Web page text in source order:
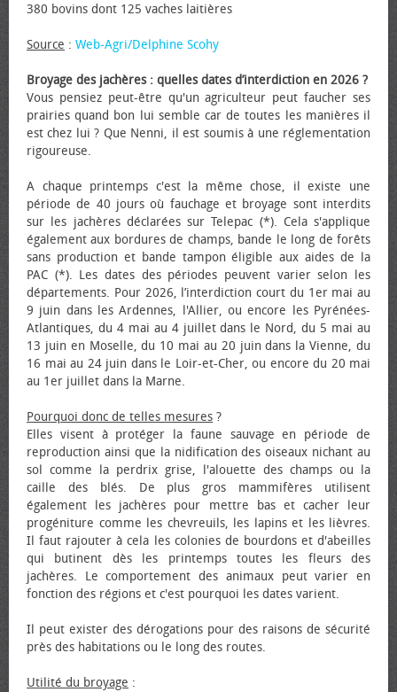
380 bovins dont 125 vaches laitières
Source : Web-Agri/Delphine Scohy
Broyage des jachères : quelles dates d’interdiction en 2026 ?
Vous pensiez peut-être qu'un agriculteur peut faucher ses
prairies quand bon lui semble car de toutes les manières il
est chez lui ? Que Nenni, il est soumis à une réglementation
rigoureuse.
A chaque printemps c'est la même chose, il existe une
période de 40 jours où fauchage et broyage sont interdits
sur les jachères déclarées sur Telepac (*). Cela s'applique
également aux bordures de champs, bande le long de forêts
sans production et bande tampon éligible aux aides de la
PAC (*). Les dates des périodes peuvent varier selon les
départements. Pour 2026, l’interdiction court du 1er mai au
9 juin dans les Ardennes, l'Allier, ou encore les Pyrénées-
Atlantiques, du 4 mai au 4 juillet dans le Nord, du 5 mai au
13 juin en Moselle, du 10 mai au 20 juin dans la Vienne, du
16 mai au 24 juin dans le Loir-et-Cher, ou encore du 20 mai
au 1er juillet dans la Marne.
Pourquoi donc de telles mesures ?
Elles visent à protéger la faune sauvage en période de
reproduction ainsi que la nidification des oiseaux nichant au
sol comme la perdrix grise, l'alouette des champs ou la
caille des blés. De plus gros mammifères utilisent
également les jachères pour mettre bas et cacher leur
progéniture comme les chevreuils, les lapins et les lièvres.
Il faut rajouter à cela les colonies de bourdons et d'abeilles
qui butinent dès les printemps toutes les fleurs des
jachères. Le comportement des animaux peut varier en
fonction des régions et c'est pourquoi les dates varient.
Il peut exister des dérogations pour des raisons de sécurité
près des habitations ou le long des routes.
Utilité du broyage :